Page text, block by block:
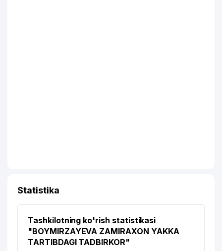
Statistika
Tashkilotning ko'rish statistikasi
"BOYMIRZAYEVA ZAMIRAXON YAKKA
TARTIBDAGI TADBIRKOR"